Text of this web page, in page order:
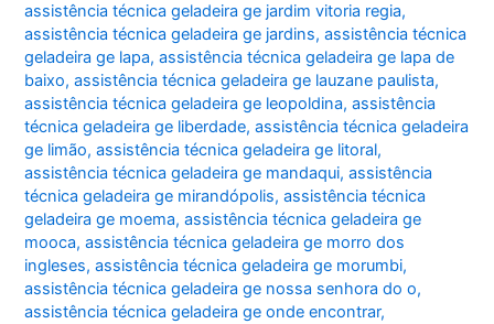
assistência técnica geladeira ge jardim vitoria regia,
assistência técnica geladeira ge jardins,assistência técnica
geladeira ge lapa,assistência técnica geladeira ge lapa de
baixo,assistência técnica geladeira ge lauzane paulista,
assistência técnica geladeira ge leopoldina,assistência
técnica geladeira ge liberdade,assistência técnica geladeira
ge limão,assistência técnica geladeira ge litoral,
assistência técnica geladeira ge mandaqui,assistência
técnica geladeira ge mirandópolis,assistência técnica
geladeira ge moema,assistência técnica geladeira ge
mooca,assistência técnica geladeira ge morro dos
ingleses,assistência técnica geladeira ge morumbi,
assistência técnica geladeira ge nossa senhora do o,
assistência técnica geladeira ge onde encontrar,